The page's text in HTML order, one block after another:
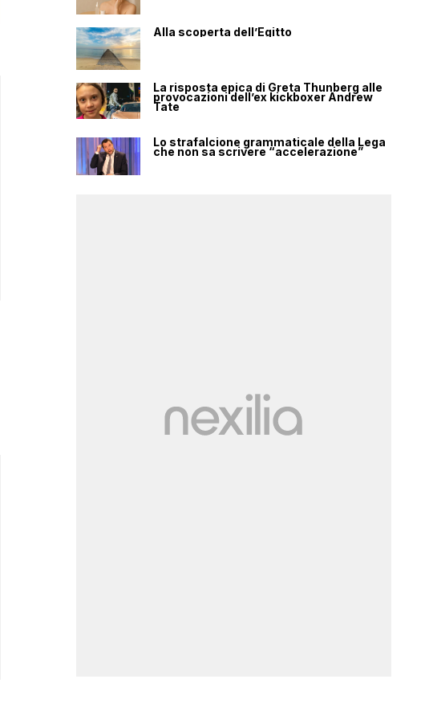
Alla scoperta dell’Egitto
La risposta epica di Greta Thunberg alle
provocazioni dell’ex kickboxer Andrew
Tate
Lo strafalcione grammaticale della Lega
che non sa scrivere “accelerazione”